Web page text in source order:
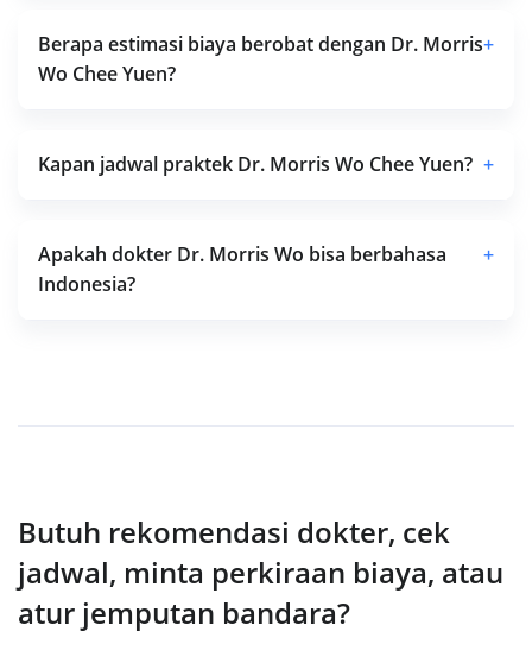
Berapa estimasi biaya berobat dengan Dr. Morris
Wo Chee Yuen?
+
Kapan jadwal praktek Dr. Morris Wo Chee Yuen? +
Apakah dokter Dr. Morris Wo bisa berbahasa
Indonesia?
+
Butuh rekomendasi dokter, cek
jadwal, minta perkiraan biaya, atau
atur jemputan bandara?